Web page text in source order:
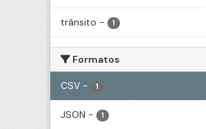
trânsito - 1
Formatos
CSV - 1
JSON - 1